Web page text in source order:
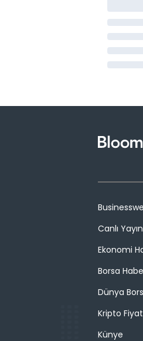
Canlı Yayın
Ekonomi
Borsa
Dünya
Kripto
Künye